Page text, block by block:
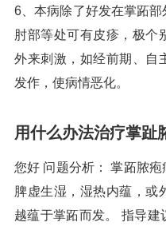
6、本病除了好发在掌跖部
肘部等处可有皮疹，极个
外来刺激，如经前期、自
发作，使病情恶化。
用什么办法治疗掌趾
您好 问题分析： 掌跖脓
脾虚生湿，湿热内蕴，或
越蕴于掌跖而发。 指导建